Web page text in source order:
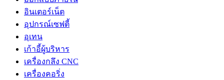
อินเตอร์เน็ต
อุปกรณ์เซฟตี้
อุเทน
เก้าอี้ผู้บริหาร
เครื่องกลึง CNC
เครื่องคอริ่ง